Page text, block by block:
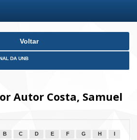
Voltar
DA UNB
Autor Costa, Samuel
B C D E F G H